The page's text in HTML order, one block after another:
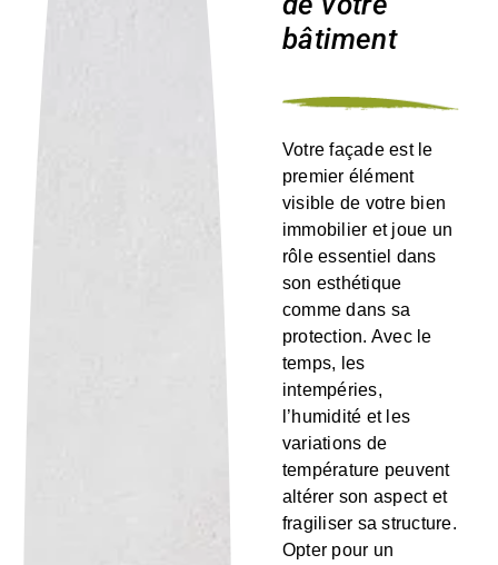
bâtiment
Votre façade est le
premier élément
visible de votre bien
immobilier et joue un
rôle essentiel dans
son esthétique
comme dans sa
protection. Avec le
temps, les
intempéries,
l’humidité et les
variations de
température peuvent
altérer son aspect et
fragiliser sa structure.
Opter pour un